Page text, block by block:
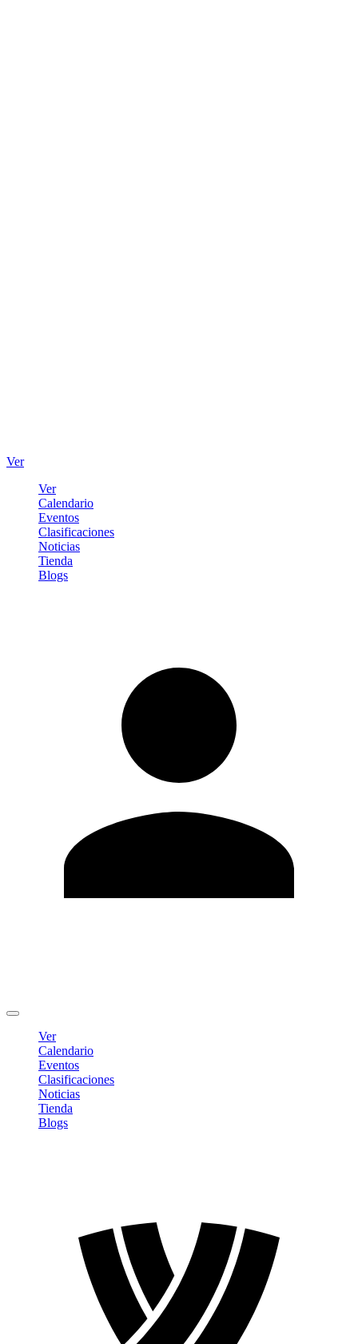
Ver
Ver
Calendario
Eventos
Clasificaciones
Noticias
Tienda
Blogs
Ver
Calendario
Eventos
Clasificaciones
Noticias
Tienda
Blogs